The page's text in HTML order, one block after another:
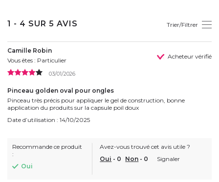
1 - 4 SUR 5 AVIS Trier/Filtrer
Camille Robin
Vous êtes : Particulier
Acheteur vérifié
03/01/2026
Pinceau golden oval pour ongles
Pinceau très précis pour appliquer le gel de construction, bonne
application du produits sur la capsule poil doux
Date d’utilisation : 14/10/2025
Recommande ce produit
:
Oui
Avez-vous trouvé cet avis utile ?
Oui - 0 Non - 0 Signaler